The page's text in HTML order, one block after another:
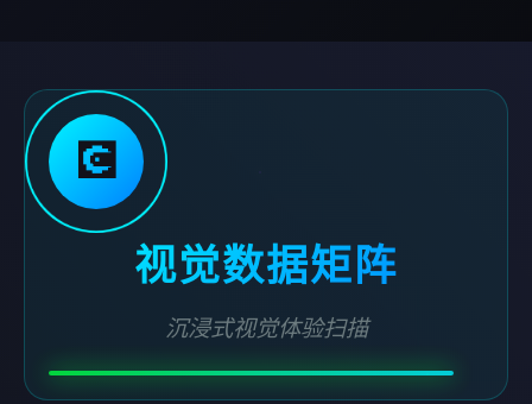
💽
视觉数据矩阵
沉浸式视觉体验扫描